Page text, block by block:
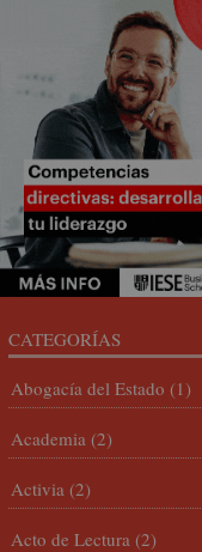
CATEGORÍAS
Abogacía del Estado (1)
Academia (2)
Activia (2)
Acto de Lectura (2)